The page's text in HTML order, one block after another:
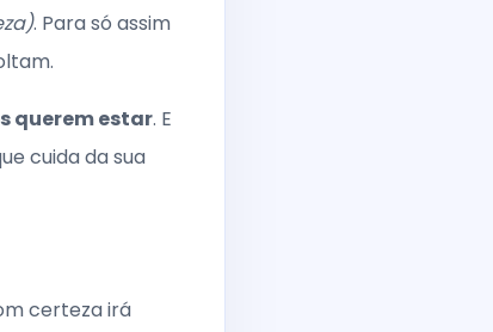
. Para só assim
querem estar. E
cuida da sua
certeza irá